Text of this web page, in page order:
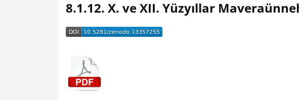
8.1.12. X. ve XII. Yüzyıllar